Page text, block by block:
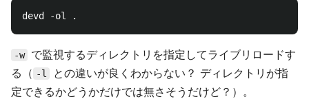
-w
で監視するディレクトリを指定してライブリロードす
る（ -l
との違いが良くわからない？ ディレクトリが指
定できるかどうかだけでは無さそうだけど？）。